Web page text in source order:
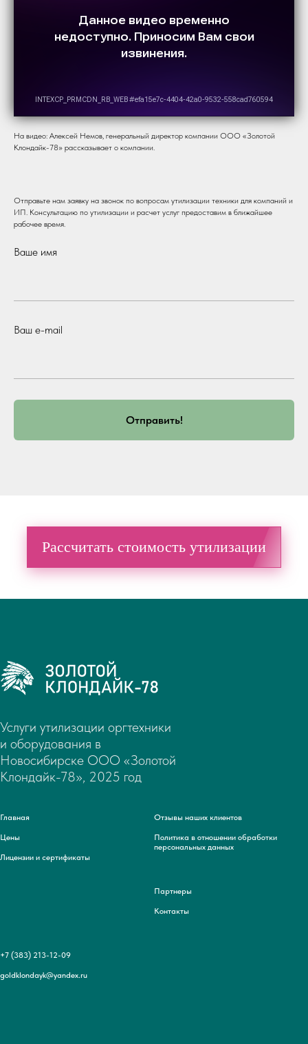
На видео: Алексей Немов, генеральный директор компании ООО «Золотой
Клондайк-78» рассказывает о компании.
Отправьте нам заявку на звонок по вопросам утилизации техники для компаний и
ИП. Консультацию по утилизации и расчет услуг предоставим в ближайшее
рабочее время.
Ваше имя
Ваш e-mail
Отправить!
Рассчитать стоимость утилизации
Услуги утилизации оргтехники
и оборудования в
Новосибирске ООО «Золотой
Клондайк-78», 2025 год
Главная
Цены
Лицензии и сертификаты
Отзывы наших клиентов
Политика в отношении обработки
персональных данных
Партнеры
Контакты
+7 (383) 213-12-09
goldklondayk@yandex.ru